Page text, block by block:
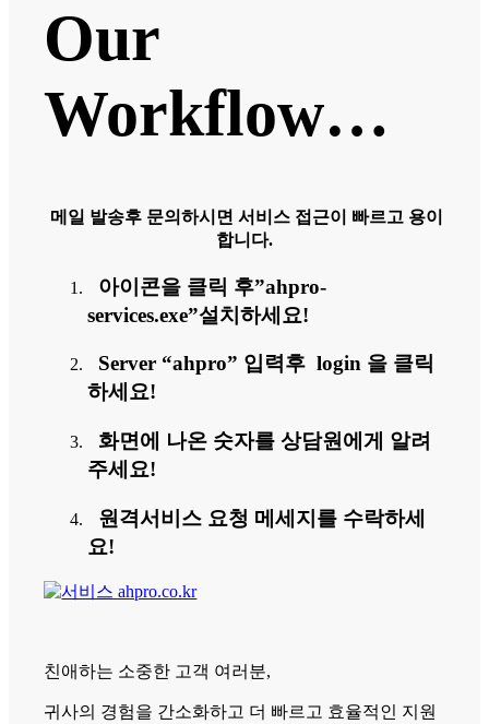
Our
Workflow…
메일 발송후 문의하시면 서비스 접근이 빠르고 용이
합니다.
아이콘을 클릭 후”ahpro-
services.exe”설치하세요!
Server “ahpro” 입력후 login 을 클릭
하세요!
화면에 나온 숫자를 상담원에게 알려
주세요!
원격서비스 요청 메세지를 수락하세
요!
친애하는 소중한 고객 여러분,
귀사의 경험을 간소화하고 더 빠르고 효율적인 지원